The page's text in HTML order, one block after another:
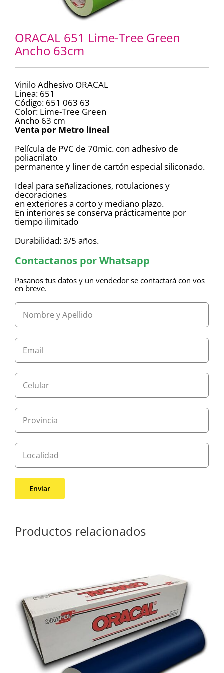
ORACAL 651 Lime-Tree Green
Ancho 63cm
Vinilo Adhesivo ORACAL
Linea: 651
Código: 651 063 63
Color: Lime-Tree Green
Ancho 63 cm
Venta por Metro lineal
Película de PVC de 70mic. con adhesivo de
poliacrilato
permanente y liner de cartón especial siliconado.
Ideal para señalizaciones, rotulaciones y
decoraciones
en exteriores a corto y mediano plazo.
En interiores se conserva prácticamente por
tiempo ilimitado
Durabilidad: 3/5 años.
Contactanos por Whatsapp
Pasanos tus datos y un vendedor se contactará con vos
en breve.
Productos relacionados